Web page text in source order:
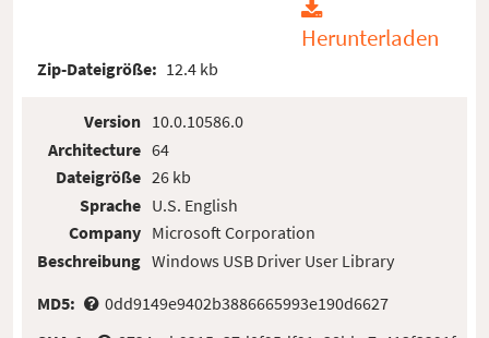
Herunterladen
Zip-Dateigröße: 12.4 kb
Version
Architecture
Dateigröße
Sprache
Company
Beschreibung
10.0.10586.0
64
26 kb
U.S. English
Microsoft Corporation
Windows USB Driver User Library
MD5:
0dd9149e9402b3886665993e190d6627